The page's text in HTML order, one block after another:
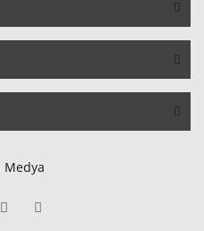
Medya